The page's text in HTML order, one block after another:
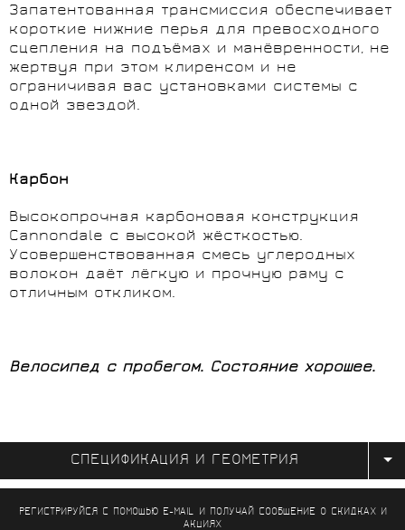
Запатентованная трансмиссия обеспечивает
короткие нижние перья для превосходного
сцепления на подъёмах и манёвренности, не
жертвуя при этом клиренсом и не
ограничивая вас установками системы с
однoй звездой.
Карбон
Высокопрочная карбоновая конструкция
Cannondale с высокой жёсткостью.
Усовершенствованная смесь углеродных
волокон даёт лёгкую и прочную раму с
отличным откликом.
Велосипед с пробегом. Состояние хорошее.
СПЕЦИФИКАЦИЯ И ГЕОМЕТРИЯ
РЕГИСТРИРУЙСЯ С ПОМОЩЬЮ E-MAIL И ПОЛУЧАЙ СООБЩЕНИЕО СКИДКАХ И
АКЦИЯХ